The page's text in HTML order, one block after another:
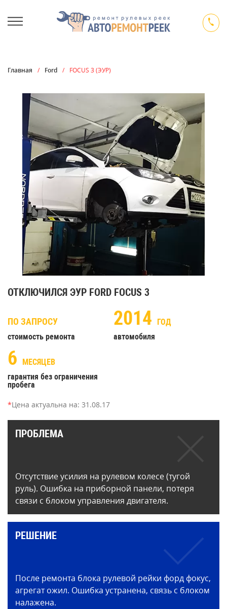
Главная / Ford / FOCUS 3 (ЭУР)
ОТКЛЮЧИЛСЯ ЭУР FORD FOCUS 3
ПО ЗАПРОСУ
стоимость ремонта
2014
ГОД
автомобиля
6
МЕСЯЦЕВ
гарантия без ограничения
пробега
*Цена актуальна на: 31.08.17
ПРОБЛЕМА
Отсутствие усилия на рулевом колесе (тугой
руль). Ошибка на приборной панели, потеря
связи с блоком управления двигателя.
РЕШЕНИЕ
После ремонта блока рулевой рейки форд фокус,
агрегат ожил. Ошибка устранена, связь с блоком
налажена.